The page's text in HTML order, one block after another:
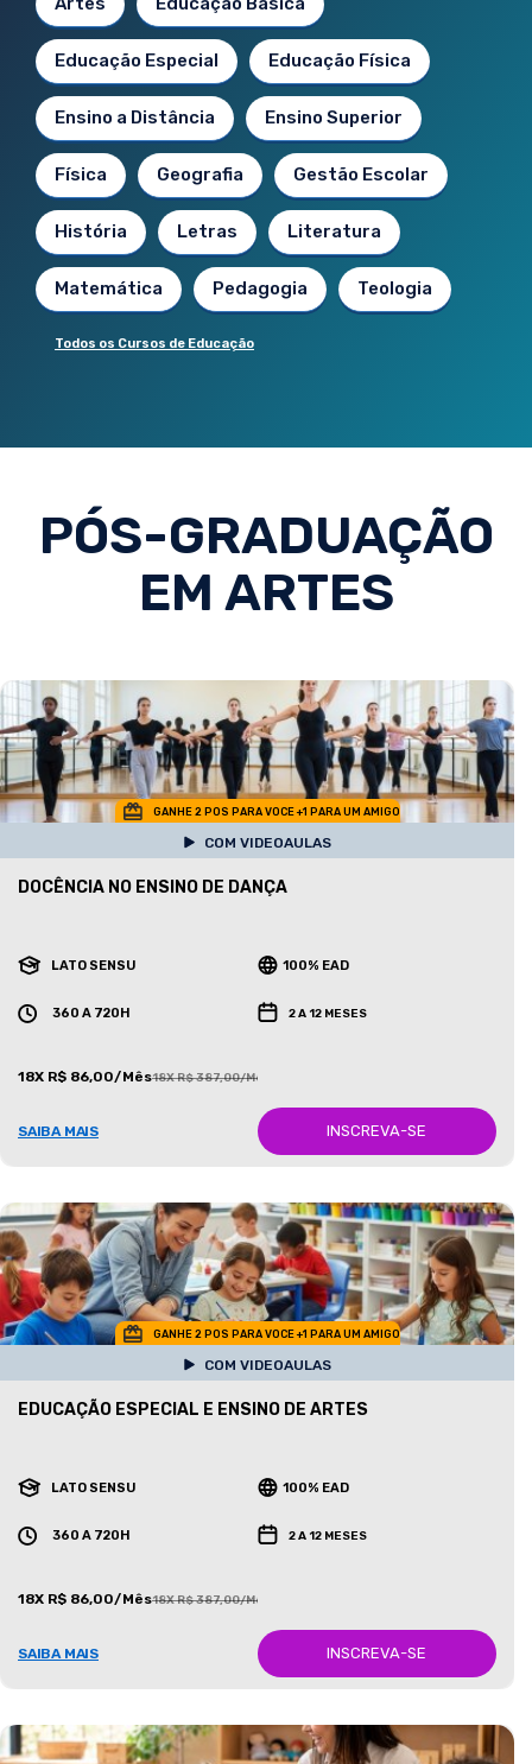
Educação Especial Educação Física
Ensino a Distância Ensino Superior
Física Geografia Gestão Escolar
História Letras Literatura
Matemática Pedagogia Teologia
Todos os Cursos de Educação
PÓS-GRADUAÇÃO
EM ARTES
GANHE 2 POS PARA VOCE +1 PARA UM AMIGO
COM VIDEOAULAS
DOCÊNCIA NO ENSINO DE DANÇA
LATO SENSU 100% EAD
360 A 720H 2 A 12 MESES
18X R$ 86,00/Mês18X R$ 387,00/Mês
SAIBA MAIS INSCREVA-SE
GANHE 2 POS PARA VOCE +1 PARA UM AMIGO
COM VIDEOAULAS
EDUCAÇÃO ESPECIAL E ENSINO DE ARTES
LATO SENSU 100% EAD
360 A 720H 2 A 12 MESES
18X R$ 86,00/Mês18X R$ 387,00/Mês
SAIBA MAIS INSCREVA-SE